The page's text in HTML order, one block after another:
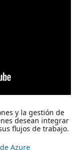
y la gestión de
desean integrar
flujos de trabajo.
Azure